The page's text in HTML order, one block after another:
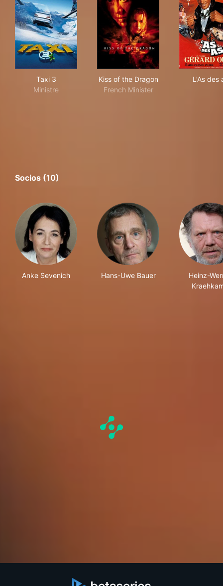
Taxi 3
Ministre
Kiss of the Dragon
French Minister
L'As des
Socios (10)
Anke Sevenich Hans-Uwe Bauer
Heinz-